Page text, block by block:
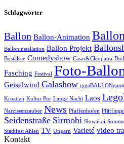
Schlagwörter
Ballon Ballon-Animation
Balloninstallation Ballon Projekt
Bostalsee Comedyshow Cäsar&Cleopatra
Fasching Festival Foto-
Geiselwind Galashow
Kroatien Kultur Pur Lange Nacht Laos
Narzissenzauber News Pfaffenhofen
Seidenstraße Sirmobi Slowakei
Stadtfest Ahlen TV Ungarn Varieté video
Kontakt